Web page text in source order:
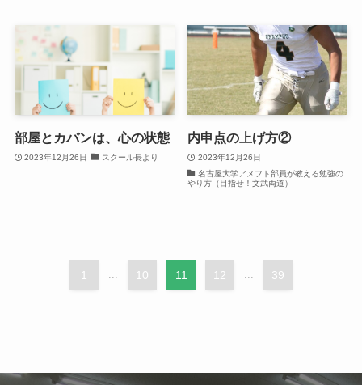
部屋とカバンは、心の状態
2023年12月26日 スクール長より
内申点の上げ方②
2023年12月26日
名古屋大学アメフト部員が教える勉強の
やり方（目指せ！文武両道）
1 ... 10 11 12 ... 39